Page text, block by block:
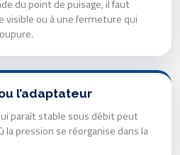
du point de puisage, il faut
visible ou à une fermeture qui
l’adaptateur
paraît stable sous débit peut
la pression se réorganise dans la